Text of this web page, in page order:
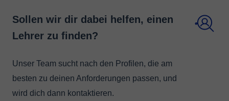
Sollen wir dir dabei helfen, einen
Lehrer zu finden?
Unser Team sucht nach den Profilen, die am
besten zu deinen Anforderungen passen, und
wird dich dann kontaktieren.